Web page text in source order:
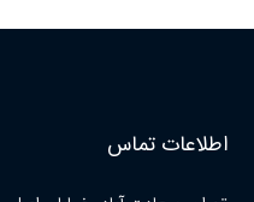
اطلاعات تماس